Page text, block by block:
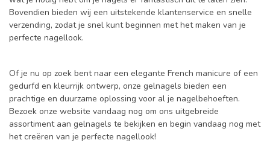
Bovendien bieden wij een uitstekende klantenservice en snelle
verzending, zodat je snel kunt beginnen met het maken van je
perfecte nagellook.
Of je nu op zoek bent naar een elegante French manicure of een
gedurfd en kleurrijk ontwerp, onze gelnagels bieden een
prachtige en duurzame oplossing voor al je nagelbehoeften.
Bezoek onze website vandaag nog om ons uitgebreide
assortiment aan gelnagels te bekijken en begin vandaag nog met
het creëren van je perfecte nagellook!